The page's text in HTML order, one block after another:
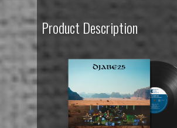
Product Description